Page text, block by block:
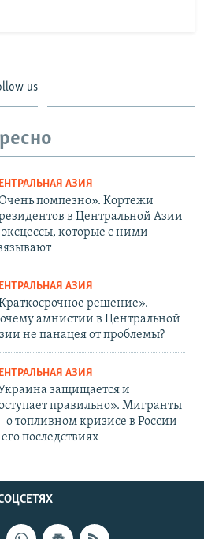
us
АЗИЯ
помпезно». Кортежи
в Центральной Азии
которые с ними
АЗИЯ
решение».
амнистии в Центральной
не панацея от проблемы?
АЗИЯ
защищается и
правильно». Мигранты
о топливном кризисе в России
последствиях